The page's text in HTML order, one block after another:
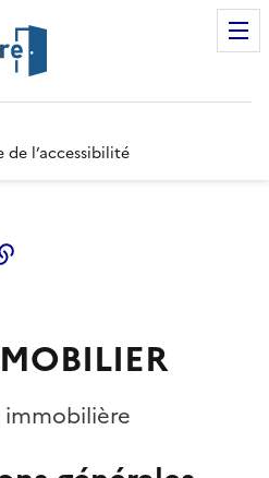
l’accessibilité
Twitter)
immobilière